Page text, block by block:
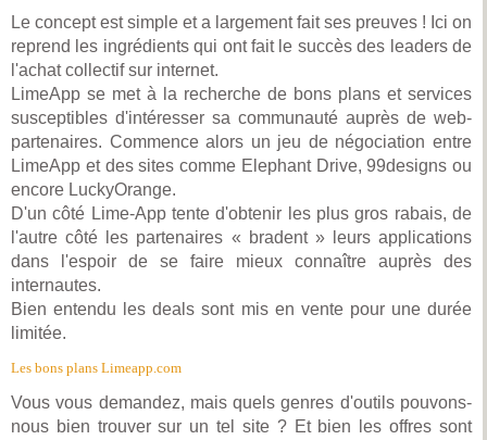
Le concept est simple et a largement fait ses preuves ! Ici on
reprend les ingrédients qui ont fait le succès des leaders de
l'achat collectif sur internet.
LimeApp se met à la recherche de bons plans et services
susceptibles d'intéresser sa communauté auprès de web-
partenaires. Commence alors un jeu de négociation entre
LimeApp et des sites comme Elephant Drive, 99designs ou
encore LuckyOrange.
D'un côté Lime-App tente d'obtenir les plus gros rabais, de
l'autre côté les partenaires « bradent » leurs applications
dans l'espoir de se faire mieux connaître auprès des
internautes.
Bien entendu les deals sont mis en vente pour une durée
limitée.
Les bons plans Limeapp.com
Vous vous demandez, mais quels genres d'outils pouvons-
nous bien trouver sur un tel site ? Et bien les offres sont